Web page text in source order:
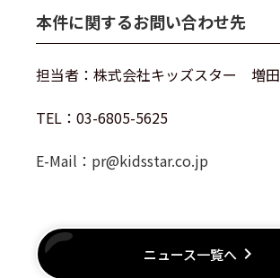
本件に関するお問い合わせ先
担当者：株式会社キッズスター 増田
TEL：03-6805-5625
E-Mail： pr@kidsstar.co.jp
ニュース一覧へ keyboard_arrow_right